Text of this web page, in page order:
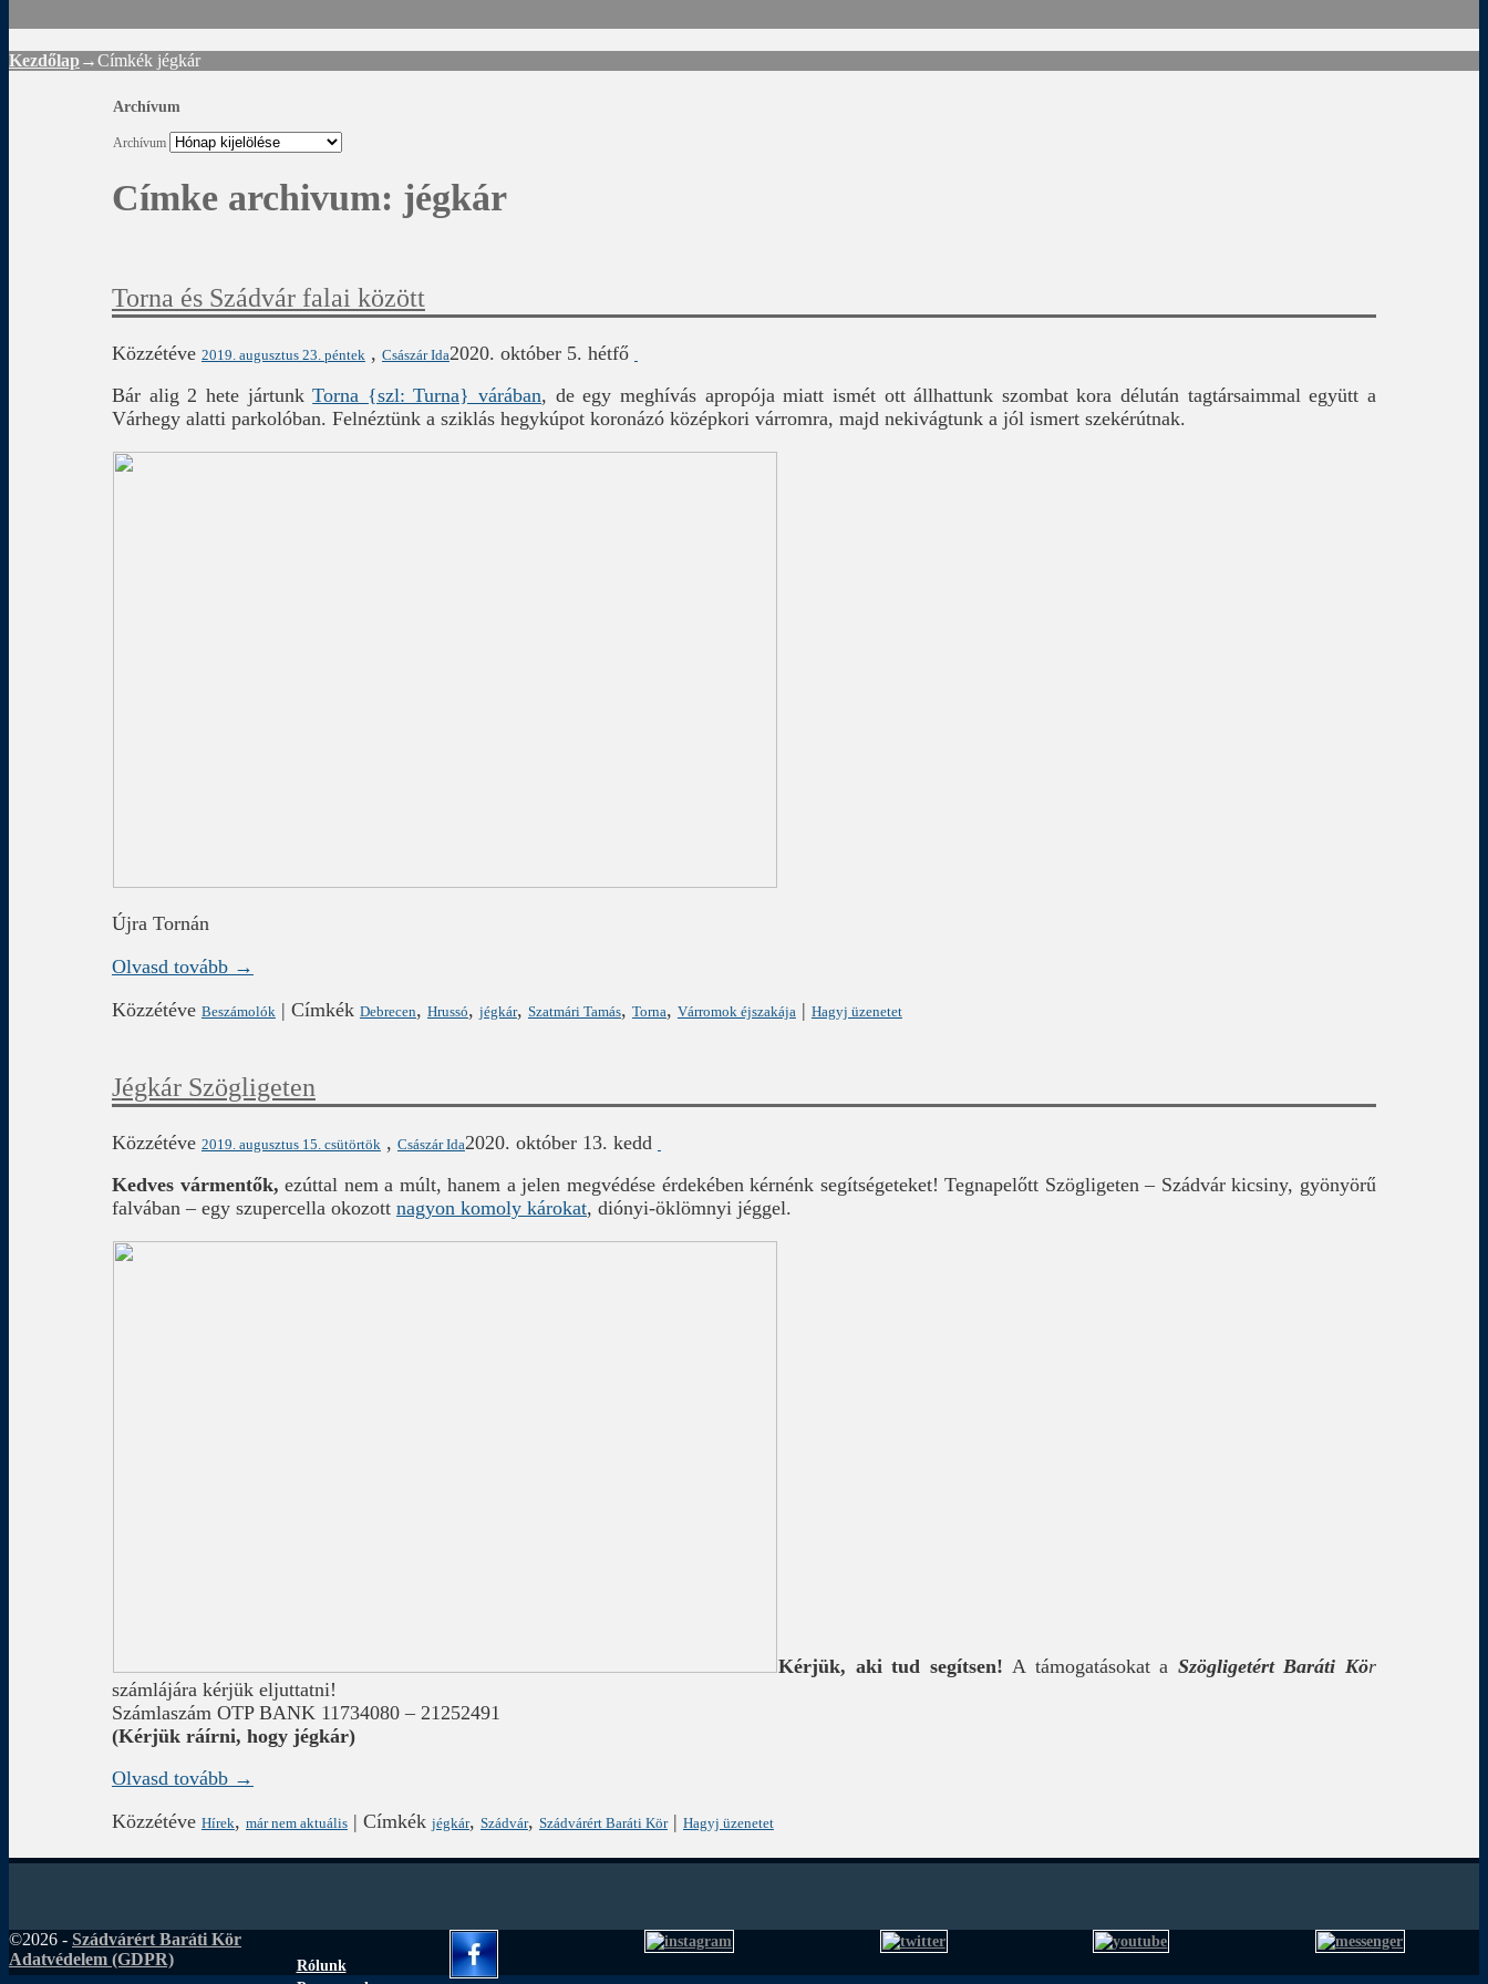
Kezdőlap →Címkék jégkár
Archívum
Archívum
Címke archivum: jégkár
Torna és Szádvár falai között
Közzétéve 2019. augusztus 23. péntek , Császár Ida2020. október 5. hétfő
Bár alig 2 hete jártunkTorna {szl: Turna} várában, de egy meghívás apropója miatt ismét ott állhattunk szombat kora délután tagtársaimmal együtt a
Várhegy alatti parkolóban. Felnéztünk a sziklás hegykúpot koronázó középkori várromra, majd nekivágtunk a jól ismert szekérútnak.
Újra Tornán
Olvasd tovább →
Közzétéve Beszámolók | Címkék Debrecen, Hrussó, jégkár, Szatmári Tamás, Torna, Várromok éjszakája | Hagyj üzenetet
Jégkár Szögligeten
Közzétéve 2019. augusztus 15. csütörtök , Császár Ida2020. október 13. kedd
Kedves vármentők, ezúttal nem a múlt, hanem a jelen megvédése érdekében kérnénk segítségeteket! Tegnapelőtt Szögligeten – Szádvár kicsiny, gyönyörű
falvában – egy szupercella okozott nagyon komoly károkat, diónyi-öklömnyi jéggel.
Kérjük, aki tud segítsen! A támogatásokat a Szögligetért Baráti Kör
számlájára kérjük eljuttatni!
Számlaszám OTP BANK 11734080 – 21252491
(Kérjük ráírni, hogy jégkár)
Olvasd tovább →
Közzétéve Hírek, már nem aktuális| Címkék jégkár, Szádvár, Szádvárért Baráti Kör| Hagyj üzenetet
Rólunk
©2026 - Szádvárért Baráti Kör
Adatvédelem (GDPR)